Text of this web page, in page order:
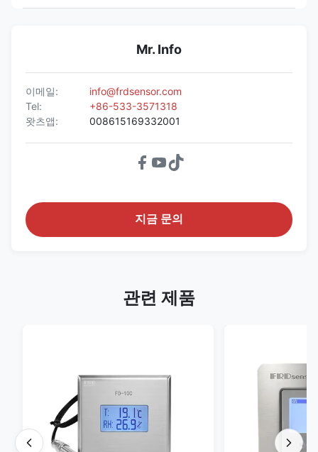
Mr. Info
이메일:
info@frdsensor.com
Tel:
+86-533-3571318
왓츠앱:
008615169332001
지금 문의
관련 제품